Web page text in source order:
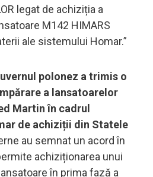
legat de achiziția a
M142 HIMARS
ale sistemului Homar.”
polonez a trimis o
a lansatoarelor
Martin în cadrul
de achiziții din Statele
au semnat un acord în
achiziționarea unui
în prima fază a